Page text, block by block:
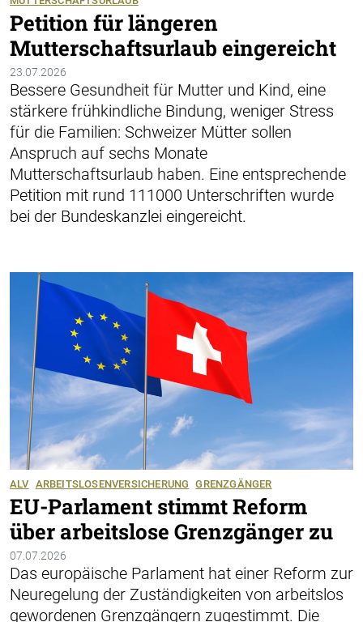
Petition für längeren
Mutterschaftsurlaub eingereicht
23.07.2026
Bessere Gesundheit für Mutter und Kind, eine
stärkere frühkindliche Bindung, weniger Stress
für die Familien: Schweizer Mütter sollen
Anspruch auf sechs Monate
Mutterschaftsurlaub haben. Eine entsprechende
Petition mit rund 111000 Unterschriften wurde
bei der Bundeskanzlei eingereicht.
ALV ARBEITSLOSENVERSICHERUNG GRENZGÄNGER
EU-Parlament stimmt Reform
über arbeitslose Grenzgänger zu
07.07.2026
Das europäische Parlament hat einer Reform zur
Neuregelung der Zuständigkeiten von arbeitslos
gewordenen Grenzgängern zugestimmt. Die